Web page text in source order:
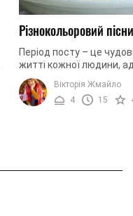
Різнокольоровий
Період посту – це
житті кожної людини,
цьому ми очищуємося
фізично. Ми
добірку салатів, ...
Вікторія Жмайло
4
15